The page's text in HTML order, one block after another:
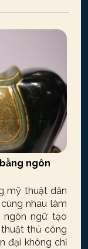
ngôn
mỹ thuật dân
nhau làm
ngôn ngữ tạo
thủ công
đại không chỉ